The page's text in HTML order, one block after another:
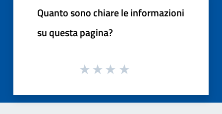
Quanto sono chiare le informazioni
su questa pagina?